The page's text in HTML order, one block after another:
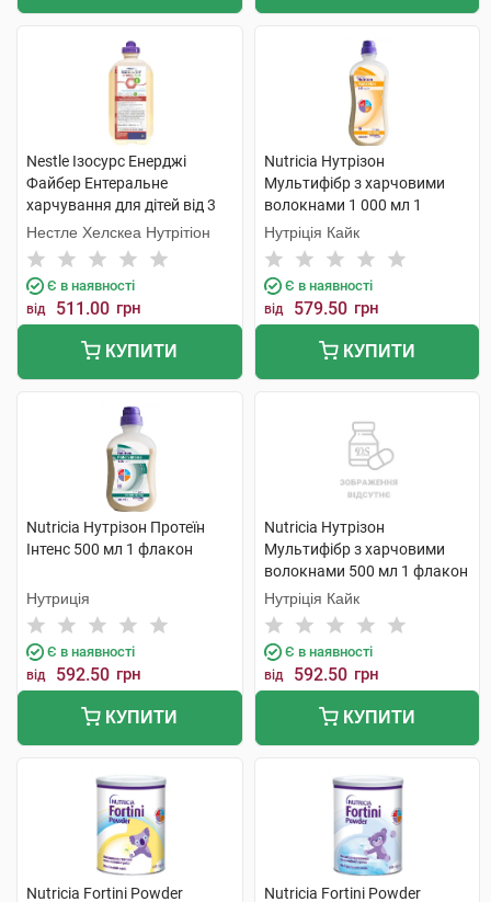
Nestle Ізосурс Енерджі
Файбер Ентеральне
харчування для дітей від 3
років та дорослих 1 000 мл 1
флакон
Нестле Хелскеа Нутрітіон
Є в наявності
від 511.00 грн
КУПИТИ
Nutricia Нутрізон
Мультифібр з харчовими
волокнами 1 000 мл 1
флакон
Нутріція Кайк
Є в наявності
від 579.50 грн
КУПИТИ
Nutricia Нутрізон Протеїн
Інтенс 500 мл 1 флакон
Нутриція
Є в наявності
від 592.50 грн
КУПИТИ
Nutricia Нутрізон
Мультифібр з харчовими
волокнами 500 мл 1 флакон
Нутріція Кайк
Є в наявності
від 592.50 грн
КУПИТИ
Nutricia Fortini Powder Nutricia Fortini Powder